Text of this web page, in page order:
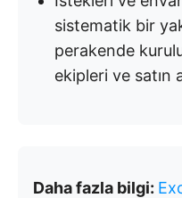
sistematik bir
perakende
ekipleri ve satın
Daha fazla bilgi: